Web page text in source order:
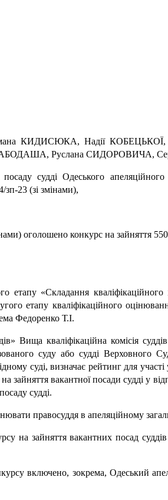
КИДИСЮКА, Надії
Руслана СИДОРОВИЧА,
судді Одеського
зп-23 (зі змінами),
оголошено конкурс на зайняття
«Складання кваліфікаційного
етапу кваліфікаційного
Федоренко Т.І.
Вища кваліфікаційна комісія
суду або судді Верховного
суді, визначає рейтинг для участі
зайняття вакантної посади судді у
судді.
правосуддя в апеляційному
на зайняття вакантних посад
включено, зокрема, Одеський